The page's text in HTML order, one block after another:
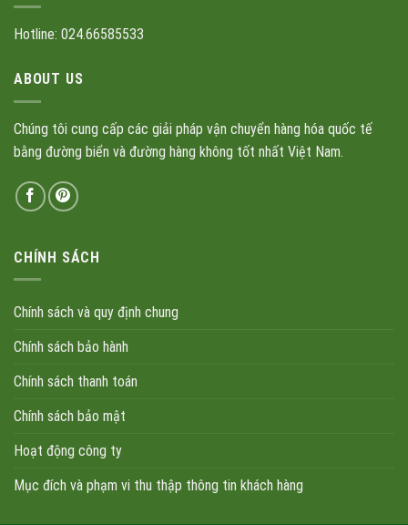
Hotline: 024.66585533
ABOUT US
Chúng tôi cung cấp các giải pháp vận chuyển hàng hóa quốc tế
bằng đường biển và đường hàng không tốt nhất Việt Nam.
CHÍNH SÁCH
Chính sách và quy định chung
Chính sách bảo hành
Chính sách thanh toán
Chính sách bảo mật
Hoạt động công ty
Mục đích và phạm vi thu thập thông tin khách hàng